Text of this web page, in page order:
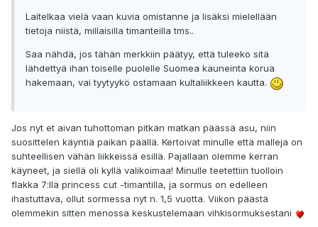
Laitelkaa vielä vaan kuvia omistanne ja lisäksi mielellään
tietoja niistä, millaisilla timanteilla tms..
Saa nähdä, jos tähän merkkiin päätyy, että tuleeko sitä
lähdettyä ihan toiselle puolelle Suomea kauneinta korua
hakemaan, vai tyytyykö ostamaan kultaliikkeen kautta.
Jos nyt et aivan tuhottoman pitkän matkan päässä asu, niin
suosittelen käyntiä paikan päällä. Kertoivat minulle että malleja on
suhteellisen vähän liikkeissä esillä. Pajallaan olemme kerran
käyneet, ja siellä oli kyllä valikoimaa! Minulle teetettiin tuolloin
flakka 7:llä princess cut -timantilla, ja sormus on edelleen
ihastuttava, ollut sormessa nyt n. 1,5 vuotta. Viikon päästä
olemmekin sitten menossa keskustelemaan vihkisormuksestani